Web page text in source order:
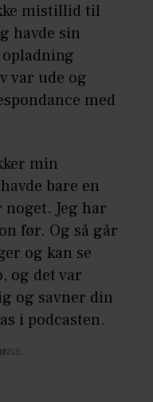
mistillid til
havde sin
var ude og
med
min
bare en
Jeg har
før. Og så går
og kan se
og det var
og savner din
i podcasten.